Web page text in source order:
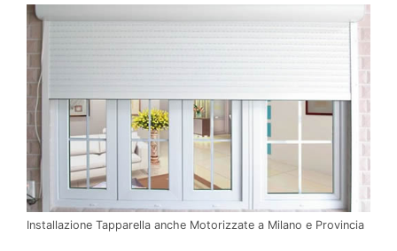
Installazione Tapparella anche Motorizzate a Milano e Provincia